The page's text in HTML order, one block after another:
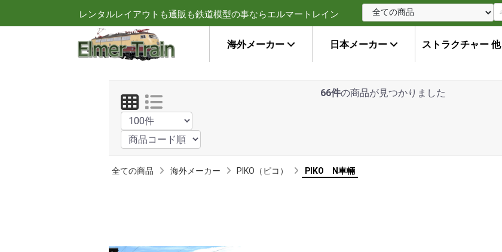
レンタルレイアウトも通販も鉄道模型の事ならエルマートレイン
海外メーカー 日本メーカー ストラクチャー 他
66件の商品が見つかりました
全ての商品 海外メーカー PIKO（ピコ） PIKO N車輛